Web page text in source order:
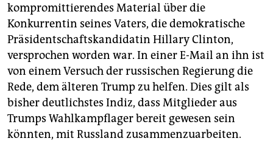
kompromittierendes Material über die
Konkurrentin seines Vaters, die demokratische
Präsidentschaftskandidatin Hillary Clinton,
versprochen worden war. In einer E-Mail an ihn ist
von einem Versuch der russischen Regierung die
Rede, dem älteren Trump zu helfen. Dies gilt als
bisher deutlichstes Indiz, dass Mitglieder aus
Trumps Wahlkampflager bereit gewesen sein
könnten, mit Russland zusammenzuarbeiten.